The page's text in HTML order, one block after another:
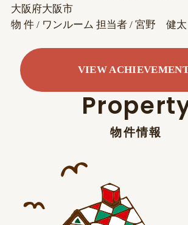
大阪府大阪市
物 件 / ワンルーム 担当者 / 宮野 健太
VIEW
Propert
物件情報